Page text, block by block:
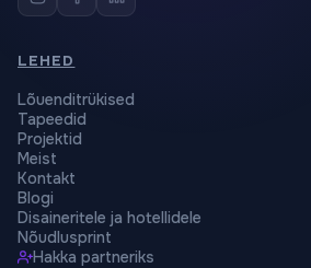
LEHED
Lõuenditrükised
Tapeedid
Projektid
Meist
Kontakt
Blogi
Disaineritele ja hotellidele
Nõudlusprint
Hakka partneriks